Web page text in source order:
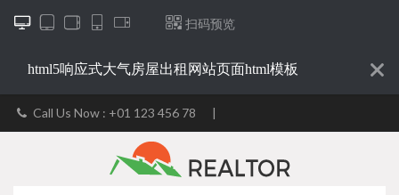
      扫码预览
html5响应式大气房屋出租网站页面html模板 